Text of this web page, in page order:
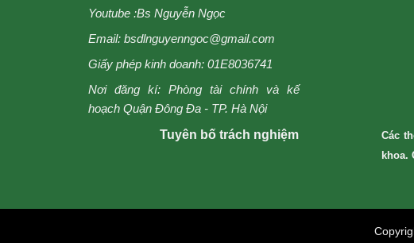
Youtube :Bs Nguyễn Ngọc
Email: bsdlnguyenngoc@gmail.com
Giấy phép kinh doanh: 01E8036741
Nơi đăng kí: Phòng tài chính và kế
hoạch Quận Đông Đa - TP. Hà Nội
Tuyên bố trách nghiệm
Các
khoa.